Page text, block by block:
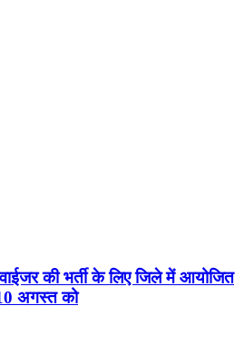
की भर्ती के लिए जिले में आयोजित
10 अगस्त को